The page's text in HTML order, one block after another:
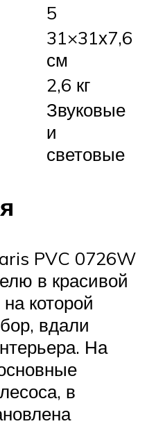
5
31×31х7,6
см
2,6 кг
Звуковые
и
световые
PVC 0726W
в красивой
которой
вдали
На
в